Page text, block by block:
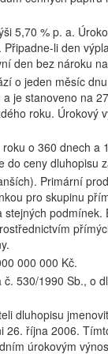
5,70 % p. a.
li den
den bez nároku
o jeden měsíc
je stanoveno na
roku. Úrokový
o 360 dnech a
ceny dluhopisu
Primární
pro skupinu
podmínek.
000 000 Kč.
530/1990 Sb., o
dluhopisu
26. října 2006.
úrokovým